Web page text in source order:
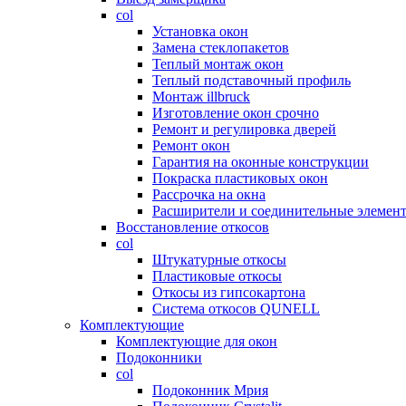
col
Установка окон
Замена стеклопакетов
Теплый монтаж окон
Теплый подставочный профиль
Монтаж illbruck
Изготовление окон срочно
Ремонт и регулировка дверей
Ремонт окон
Гарантия на оконные конструкции
Покраска пластиковых окон
Рассрочка на окна
Расширители и соединительные
Восстановление откосов
col
Штукатурные откосы
Пластиковые откосы
Откосы из гипсокартона
Система откосов QUNELL
Комплектующие
Комплектующие для окон
Подоконники
col
Подоконник Мрия